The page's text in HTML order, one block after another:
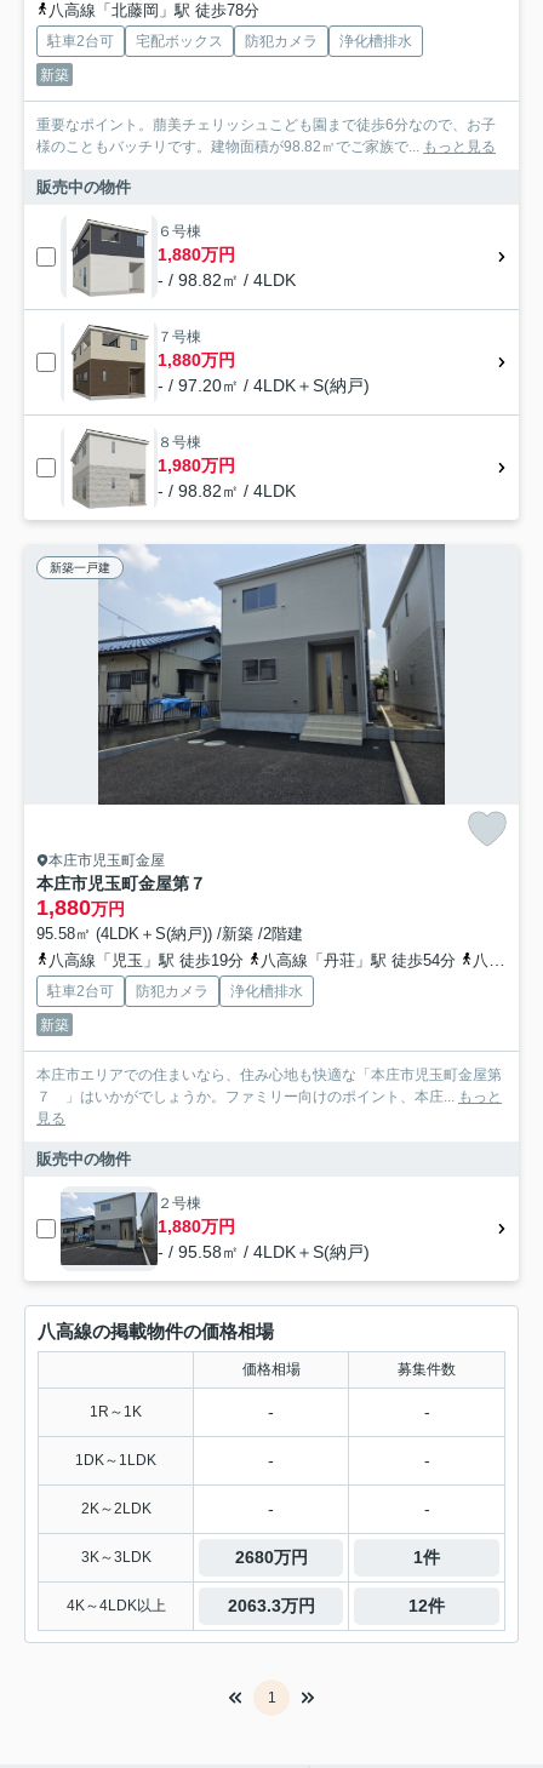
八高線「北藤岡」駅 徒歩78分
駐車2台可 宅配ボックス 防犯カメラ
浄化槽排水
新築
重要なポイント。萠美チェリッシュこども園まで徒歩6分なので、お子
様のこともバッチリです。建物面積が98.82㎡でご家族で... もっと見る
販売中の物件
６号棟
1,880万円
- / 98.82㎡ / 4LDK
７号棟
1,880万円
- / 97.20㎡ / 4LDK＋S(納戸)
８号棟
1,980万円
- / 98.82㎡ / 4LDK
新築一戸建
本庄市児玉町金屋
本庄市児玉町金屋第７
1,880万円
95.58㎡ (4LDK＋S(納戸)) /新築 /2階建
八高線「児玉」駅 徒歩19分
八高線「丹荘」駅 徒歩54分 八高線「松久」駅 徒歩80分
駐車2台可 防犯カメラ
浄化槽排水
新築
本庄市エリアでの住まいなら、住み心地も快適な「本庄市児玉町金屋第
７ 」はいかがでしょうか。ファミリー向けのポイント、本庄... もっと
見る
販売中の物件
２号棟
1,880万円
- / 95.58㎡ / 4LDK＋S(納戸)
八高線の掲載物件の価格相場
価格相場 募集件数
1R～1K - -
1DK～1LDK - -
2K～2LDK - -
3K～3LDK 2680万円 1件
4K～4LDK以上 2063.3万円 12件
1